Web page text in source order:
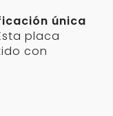
única
placa
con